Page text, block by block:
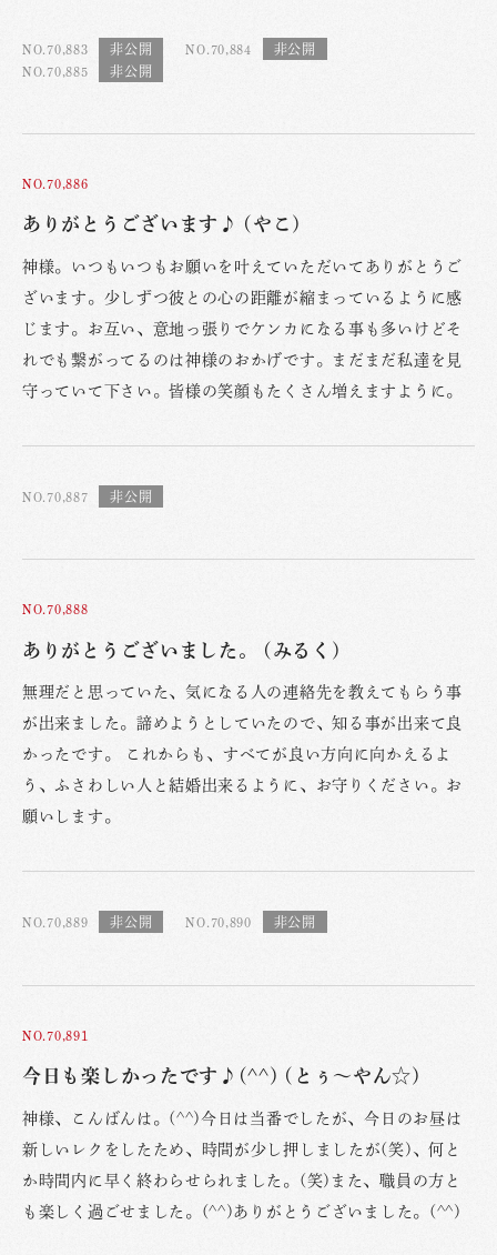
NO.70,883
NO.70,884
NO.70,885
NO.70,886
ありがとうございます♪ (やこ)
神様。いつもいつもお願いを叶えていただいてありがとうご
ざいます。少しずつ彼との心の距離が縮まっているように感
じます。お互い、意地っ張りでケンカになる事も多いけどそ
れでも繋がってるのは神様のおかげです。まだまだ私達を見
守っていて下さい。皆様の笑顔もたくさん増えますように。
NO.70,887
NO.70,888
ありがとうございました。 (みるく)
無理だと思っていた、気になる人の連絡先を教えてもらう事
が出来ました。諦めようとしていたので、知る事が出来て良
かったです。 これからも、すべてが良い方向に向かえるよ
う、ふさわしい人と結婚出来るように、お守りください。お
願いします。
NO.70,889 NO.70,890
NO.70,891
今日も楽しかったです♪(^^) (とぅ〜やん☆)
神様、こんばんは。(^^)今日は当番でしたが、今日のお昼は
新しいレクをしたため、時間が少し押しましたが(笑)、何と
か時間内に早く終わらせられました。(笑)また、職員の方と
も楽しく過ごせました。(^^)ありがとうございました。(^^)